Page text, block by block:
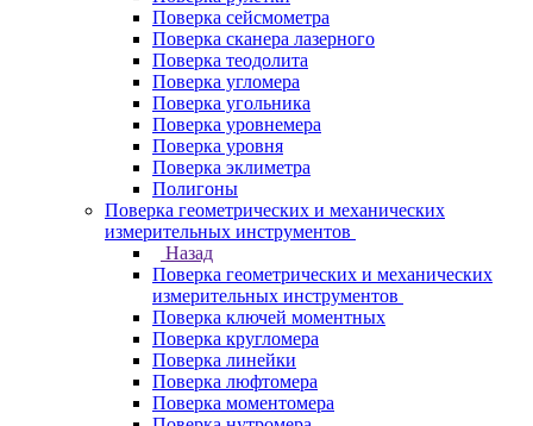
Поверка сейсмометра
Поверка сканера лазерного
Поверка теодолита
Поверка угломера
Поверка угольника
Поверка уровнемера
Поверка уровня
Поверка эклиметра
Полигоны
Поверка геометрических и механических
измерительных инструментов
Назад
Поверка геометрических и механических
измерительных инструментов
Поверка ключей моментных
Поверка кругломера
Поверка линейки
Поверка люфтомера
Поверка моментомера